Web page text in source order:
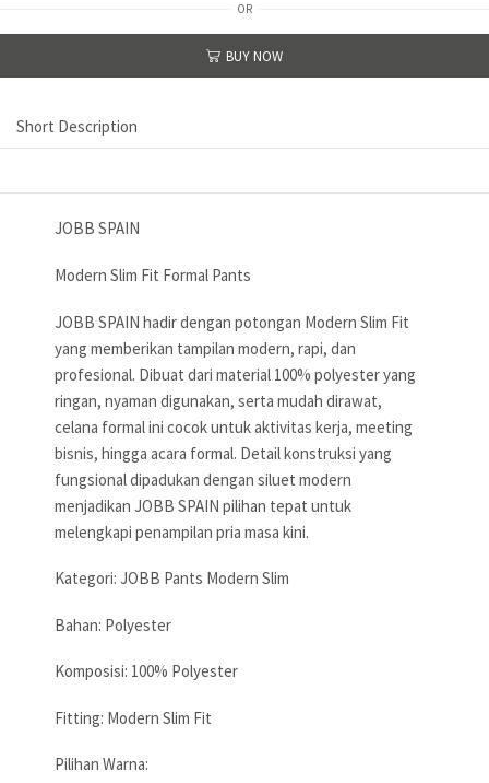
OR
BUY NOW
Short Description
JOBB SPAIN
Modern Slim Fit Formal Pants
JOBB SPAIN hadir dengan potongan Modern Slim Fit
yang memberikan tampilan modern, rapi, dan
profesional. Dibuat dari material 100% polyester yang
ringan, nyaman digunakan, serta mudah dirawat,
celana formal ini cocok untuk aktivitas kerja, meeting
bisnis, hingga acara formal. Detail konstruksi yang
fungsional dipadukan dengan siluet modern
menjadikan JOBB SPAIN pilihan tepat untuk
melengkapi penampilan pria masa kini.
Kategori: JOBB Pants Modern Slim
Bahan: Polyester
Komposisi: 100% Polyester
Fitting: Modern Slim Fit
Pilihan Warna: